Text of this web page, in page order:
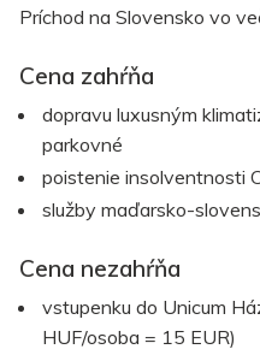
Príchod na Slovensko vo
Cena zahŕňa
dopravu luxusným
parkovné
poistenie insolventnosti
služby maďarsko-
Cena nezahŕňa
vstupenku do Unicum
HUF/osoba = 15 EUR)